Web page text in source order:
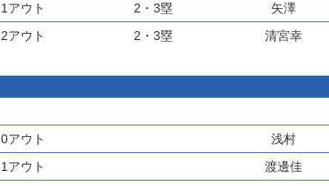
1アウト
2・3塁 矢澤
2アウト
2・3塁 清宮幸
0アウト
浅村
1アウト
渡邊佳